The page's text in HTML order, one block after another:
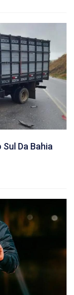
Da Bahia